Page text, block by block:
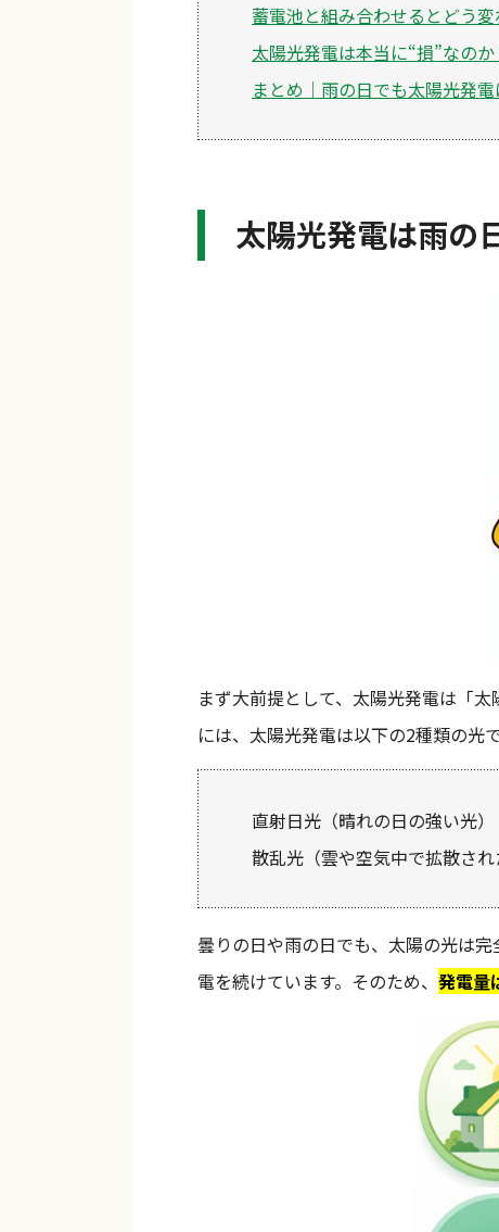
蓄電池と組み合わせるとどう変
太陽光発電は本当に“損”なのか
まとめ｜雨の日でも太陽光発
太陽光発電は雨の
まず大前提として、太陽光発電は「
には、太陽光発電は以下の2種類の光
直射日光（晴れの日の強い光）
散乱光（雲や空気中で拡散され
曇りの日や雨の日でも、太陽の光は
電を続けています。そのため、 発電量